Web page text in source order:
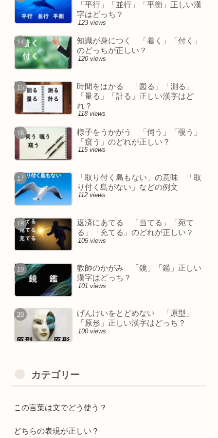
「平行」「並行」「平衡」正しい漢
字はどっち？
123 views
知識が身につく 「着く」「付く」
のどっちが正しい？
120 views
時間をはかる 「図る」「測る」
「量る」「計る」正しい漢字はど
れ？
118 views
様子をうかがう 「伺う」「覗う」
「窺う」のどれが正しい？
115 views
「取り付く島もない」の意味 「取
り付く島がない」などの例文
112 views
返済にあてる 「当てる」「宛て
る」「充てる」のどれが正しい？
105 views
教師のかがみ 「鏡」「鑑」正しい
漢字はどっち？
101 views
げんけいをとどめない 「原型」
「原形」正しい漢字はどっち？
100 views
カテゴリー
この言葉は文でどう使う？
どちらの表現が正しい？